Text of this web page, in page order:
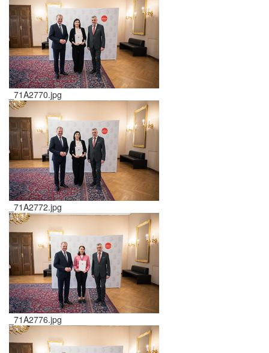
_71A2770.jpg
_71A2772.jpg
_71A2776.jpg